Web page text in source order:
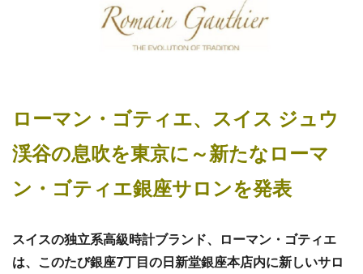
ローマン・ゴティエ、スイス ジュウ
渓谷の息吹を東京に～新たなローマ
ン・ゴティエ銀座サロンを発表
スイスの独立系高級時計ブランド、ローマン・ゴティエ
は、このたび銀座7丁目の日新堂銀座本店内に新しいサロ